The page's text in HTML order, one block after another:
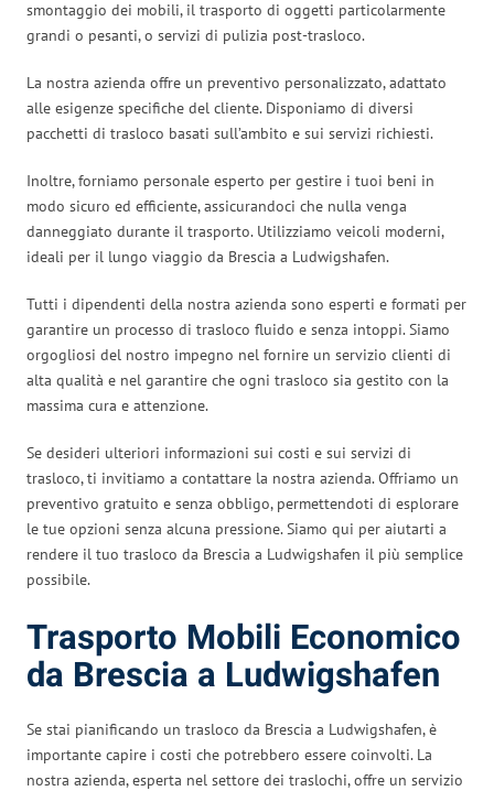
smontaggio dei mobili, il trasporto di oggetti particolarmente
grandi o pesanti, o servizi di pulizia post-trasloco.
La nostra azienda offre un preventivo personalizzato, adattato
alle esigenze specifiche del cliente. Disponiamo di diversi
pacchetti di trasloco basati sull’ambito e sui servizi richiesti.
Inoltre, forniamo personale esperto per gestire i tuoi beni in
modo sicuro ed efficiente, assicurandoci che nulla venga
danneggiato durante il trasporto. Utilizziamo veicoli moderni,
ideali per il lungo viaggio da Brescia a Ludwigshafen.
Tutti i dipendenti della nostra azienda sono esperti e formati per
garantire un processo di trasloco fluido e senza intoppi. Siamo
orgogliosi del nostro impegno nel fornire un servizio clienti di
alta qualità e nel garantire che ogni trasloco sia gestito con la
massima cura e attenzione.
Se desideri ulteriori informazioni sui costi e sui servizi di
trasloco, ti invitiamo a contattare la nostra azienda. Offriamo un
preventivo gratuito e senza obbligo, permettendoti di esplorare
le tue opzioni senza alcuna pressione. Siamo qui per aiutarti a
rendere il tuo trasloco da Brescia a Ludwigshafen il più semplice
possibile.
Trasporto Mobili Economico
da Brescia a Ludwigshafen
Se stai pianificando un trasloco da Brescia a Ludwigshafen, è
importante capire i costi che potrebbero essere coinvolti. La
nostra azienda, esperta nel settore dei traslochi, offre un servizio